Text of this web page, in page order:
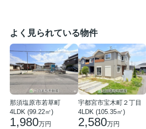
よく見られている物件
那須塩原市若草町
4LDK (99.22㎡)
1,980万円
宇都宮市宝木町２丁目
4LDK (105.35㎡)
2,580万円